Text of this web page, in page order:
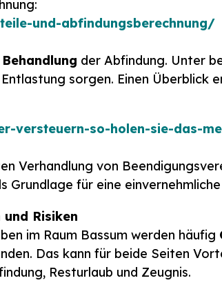
und-abfindungsberechnung/
der Abfindung. Unter
sorgen. Einen Überblick
versteuern-so-holen-sie-das-
von
für eine einvernehmliche
Risiken
im Raum Bassum werden häufig
Das kann für beide Seiten
Resturlaub und Zeugnis.